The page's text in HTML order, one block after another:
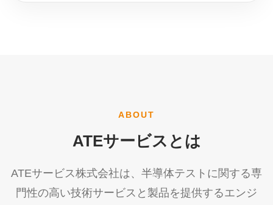
ABOUT
ATEサービスとは
ATEサービス株式会社は、半導体テストに関する専
門性の高い技術サービスと製品を提供するエンジ